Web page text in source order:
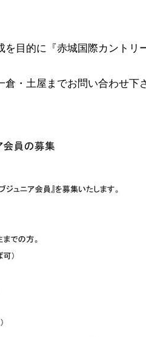
目的に『赤城国際カントリ
・土屋までお問い合わせ下